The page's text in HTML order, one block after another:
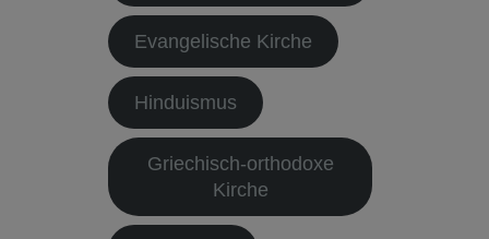
Evangelische Kirche
Hinduismus
Griechisch-orthodoxe
Kirche